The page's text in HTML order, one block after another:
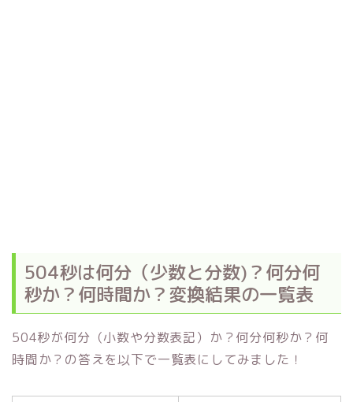
504秒は何分（少数と分数)？何分何
秒か？何時間か？変換結果の一覧表
504秒が何分（小数や分数表記）か？何分何秒か？何
時間か？の答えを以下で一覧表にしてみました！